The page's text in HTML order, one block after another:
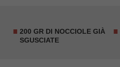
200 GR DI NOCCIOLE GIÀ
SGUSCIATE